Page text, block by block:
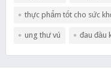
thực phẩm tốt cho sức
ung thư vú đau đầu